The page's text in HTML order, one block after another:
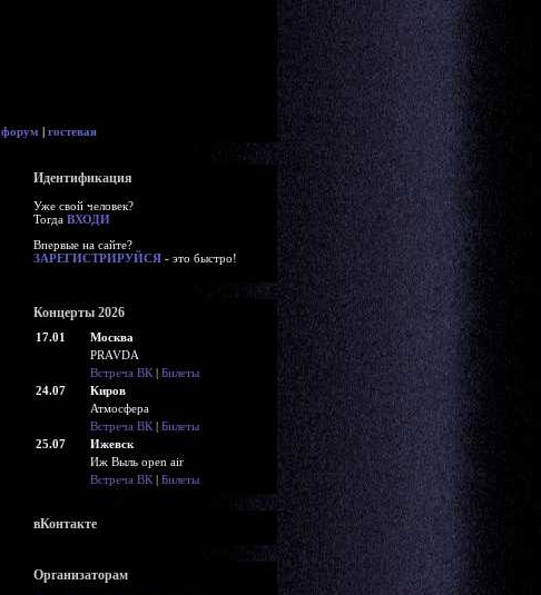
форум | гостевая
Идентификация
Уже свой человек?
Тогда ВХОДИ
Впервые на сайте?
ЗАРЕГИСТРИРУЙСЯ - это быстро!
Концерты 2026
17.01
Москва
PRAVDA
Встреча ВК | Билеты
24.07
Киров
Атмосфера
Встреча ВК | Билеты
25.07
Ижевск
Иж Выль open air
Встреча ВК | Билеты
вКонтакте
Организаторам